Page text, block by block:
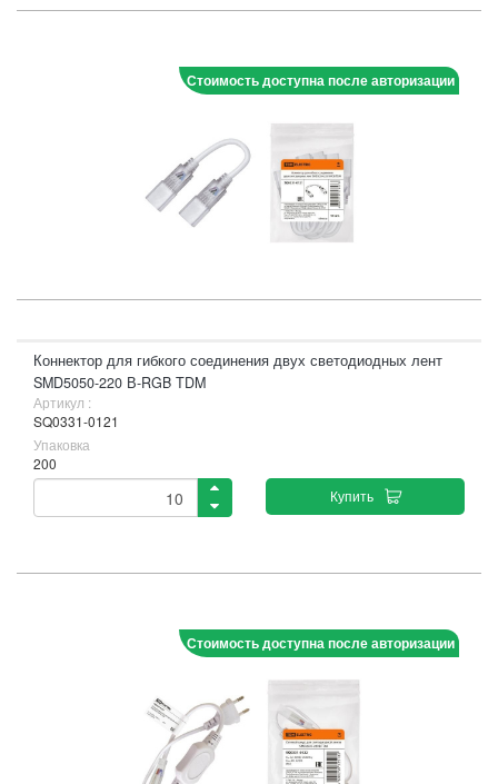
Стоимость доступна после авторизации
Коннектор для гибкого соединения двух светодиодных лент
SMD5050-220 В-RGB TDM
Артикул :
SQ0331-0121
Упаковка
200
Купить
Стоимость доступна после авторизации